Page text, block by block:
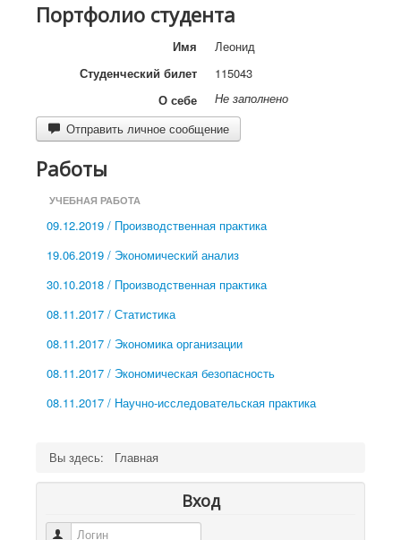
Журнал
Портфолио студента
Имя
Леонид
Студенческий билет
115043
О себе
Не заполнено
Отправить личное сообщение
Работы
УЧЕБНАЯ РАБОТА
09.12.2019 / Производственная практика
19.06.2019 / Экономический анализ
30.10.2018 / Производственная практика
08.11.2017 / Статистика
08.11.2017 / Экономика организации
08.11.2017 / Экономическая безопасность
08.11.2017 / Научно-исследовательская практика
Вы здесь: Главная
Вход
Логин